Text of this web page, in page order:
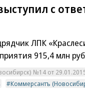
с
ЛПК
915,4 млн
№14 от
Коммерсантъ